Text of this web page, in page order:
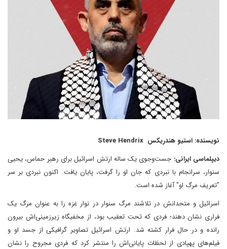
نویسنده: استیو هندریکس Steve Hendrix
دیپلماسی ایرانی: جست‌وجوی یک ساله ارتش اسرائیل برای رهبر حماس، یحیی
سنوار، سرانجام با نبردی که جان او را گرفت، پایان یافت. اکنون نبردی بر سر
"تعریف مرگ او" آغاز شده است.
اسرائیل و متحدانش در تلاشند مرگ سنوار در نوار غزه را به عنوان مرگ یک
فراری نشان دهند؛ فردی که تحت تعقیب بود، از مخفیگاه زیرزمینی‌اش بیرون
رانده و در حال فرار کشته شد. ارتش اسرائیل تصاویر گرافیکی از جسد او و
فیلم‌های پهپادی از لحظات پایانی‌اش را منتشر کرد که فردی مجروح را نشان